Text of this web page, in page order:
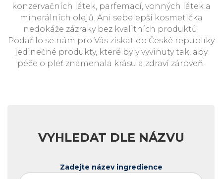
konzervačních látek, parfemací, vonných látek a
minerálních olejů. Ani sebelepší kosmetička
nedokáže zázraky bez kvalitních produktů.
Podařilo se nám pro Vás získat do České republiky
jedinečné produkty, které byly vyvinuty tak, aby
péče o pleť znamenala krásu a zdraví zároveň.
VYHLEDAT DLE NÁZVU
Zadejte název ingredience